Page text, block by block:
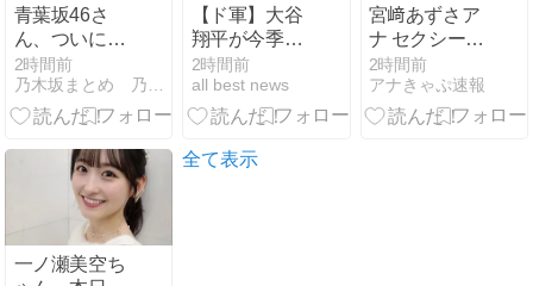
青葉坂46さ
ん、ついに大
変なことが発
覚する・・・
2時間前
【ド軍】大谷
翔平が今季初
の1試合2本塁
打 25号先頭弾
＆26号2ラン
ジャースは逆
2時間前
all best news
宮﨑あずさア
ナ セクシーノ
ースリー
ブ！！
2時間前
アナきゃぷ速報
一ノ瀬美空ち
全て表示